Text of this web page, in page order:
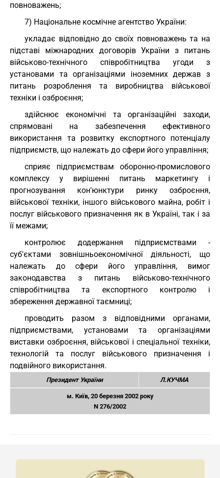
повноважень;
7) Національне космічне агентство України:
укладає відповідно до своїх повноважень та на
підставі міжнародних договорів України з питань
військово-технічного співробітництва угоди з
установами та організаціями іноземних держав з
питань розроблення та виробництва військової
техніки і озброєння;
здійснює економічні та організаційні заходи,
спрямовані на забезпечення ефективного
використання та розвитку експортного потенціалу
підприємств, що належать до сфери його управління;
сприяє підприємствам оборонно-промислового
комплексу у вирішенні питань маркетингу і
прогнозування кон'юнктури ринку озброєння,
військової техніки, іншого військового майна, робіт і
послуг військового призначення як в Україні, так і за
її межами;
контролює додержання підприємствами -
суб'єктами зовнішньоекономічної діяльності, що
належать до сфери його управління, вимог
законодавства з питань військово-технічного
співробітництва та експортного контролю і
збереження державної таємниці;
проводить разом з відповідними органами,
підприємствами, установами та організаціями
виставки озброєння, військової і спеціальної техніки,
технологій та послуг військового призначення і
подвійного використання.
Президент України Л.КУЧМА
м. Київ, 20 березня 2002 року
N 276/2002